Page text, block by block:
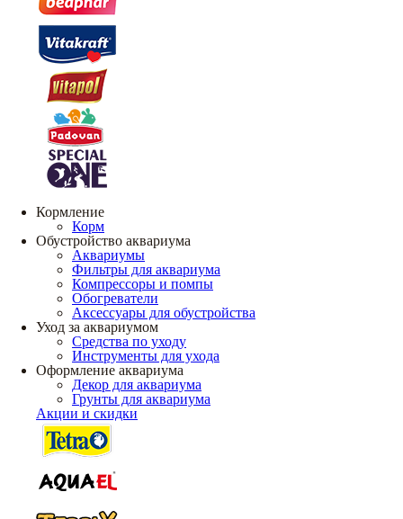
Кормление
Корм
Обустройство аквариума
Аквариумы
Фильтры для аквариума
Компрессоры и помпы
Обогреватели
Аксессуары для обустройства
Уход за аквариумом
Средства по уходу
Инструменты для ухода
Оформление аквариума
Декор для аквариума
Грунты для аквариума
Акции и скидки